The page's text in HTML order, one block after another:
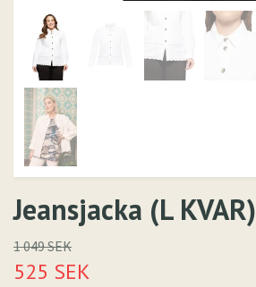
Jeansjacka (L KVAR)
1 049 SEK
525 SEK